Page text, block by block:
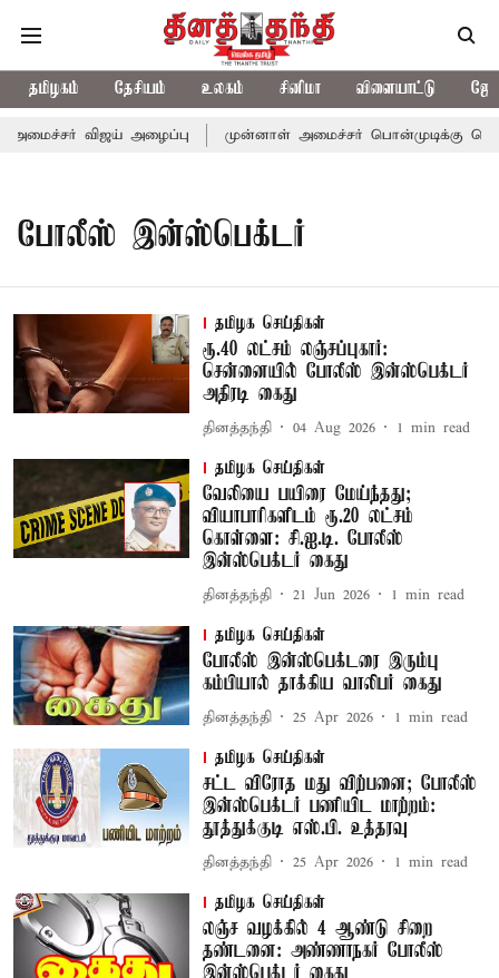
தமிழகம் தேசியம் உலகம் சினிமா விளையாட்டு
அமைச்சர் விஜய் அழைப்பு முன்னாள் அமைச்சர் பொன்முடிக்கு
போலீஸ் இன்ஸ்பெக்டர்
தமிழக செய்திகள்
ரூ.40 லட்சம் லஞ்சப்புகார்:
சென்னையில் போலீஸ் இன்ஸ்பெக்டர்
அதிரடி கைது
தினத்தந்தி 04 Aug 2026 1 min read
தமிழக செய்திகள்
வேலியை பயிரை மேய்ந்தது;
வியாபாரிகளிடம் ரூ.20 லட்சம்
கொள்ளை: சி.ஐ.டி. போலீஸ்
இன்ஸ்பெக்டர் கைது
தினத்தந்தி 21 Jun 2026 1 min read
தமிழக செய்திகள்
போலீஸ் இன்ஸ்பெக்டரை இரும்பு
கம்பியால் தாக்கிய வாலிபர் கைது
தினத்தந்தி 25 Apr 2026 1 min read
தமிழக செய்திகள்
சட்ட விரோத மது விற்பனை; போலீஸ்
இன்ஸ்பெக்டர் பணியிட மாற்றம்:
தூத்துக்குடி எஸ்.பி. உத்தரவு
தினத்தந்தி 25 Apr 2026 1 min read
தமிழக செய்திகள்
லஞ்ச வழக்கில் 4 ஆண்டு சிறை
தண்டனை: அண்ணாநகர் போலீஸ்
இன்ஸ்பெக்டர் கைது